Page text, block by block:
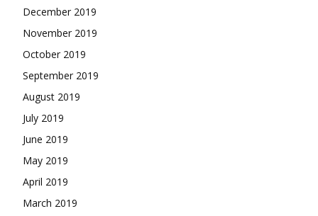
December 2019
November 2019
October 2019
September 2019
August 2019
July 2019
June 2019
May 2019
April 2019
March 2019